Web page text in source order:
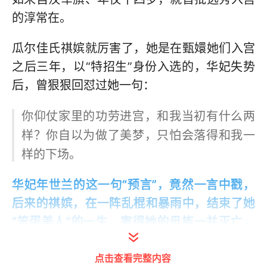
的淳常在。
瓜尔佳氏祺嫔就厉害了，她是在甄嬛她们入宫
之后三年，以“特招生”身份入选的，华妃失势
后，曾狠狠回怼过她一句：
你仰仗家里的功劳进宫，和我当初有什么两
样？你自以为做了美梦，只怕会落得和我一
样的下场。
华妃年世兰的这一句“预言”，竟然一言中戳，
后来的祺嫔，在一阵乱棍和暴雨中，结束了她
“笨蛋美人”的一生，害得她的母族一并灭亡，
她是怎样从一位“天选妃嫔”，到一步步把好牌
点击查看完整内容